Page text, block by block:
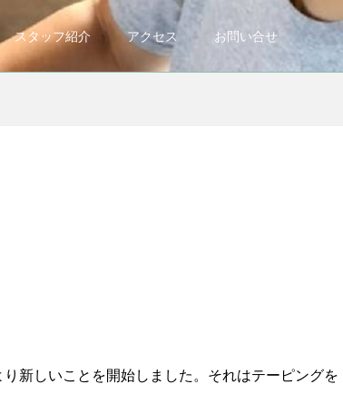
スタッフ紹介 アクセス お問い合せ
新しいことを開始しました。それはテーピングを